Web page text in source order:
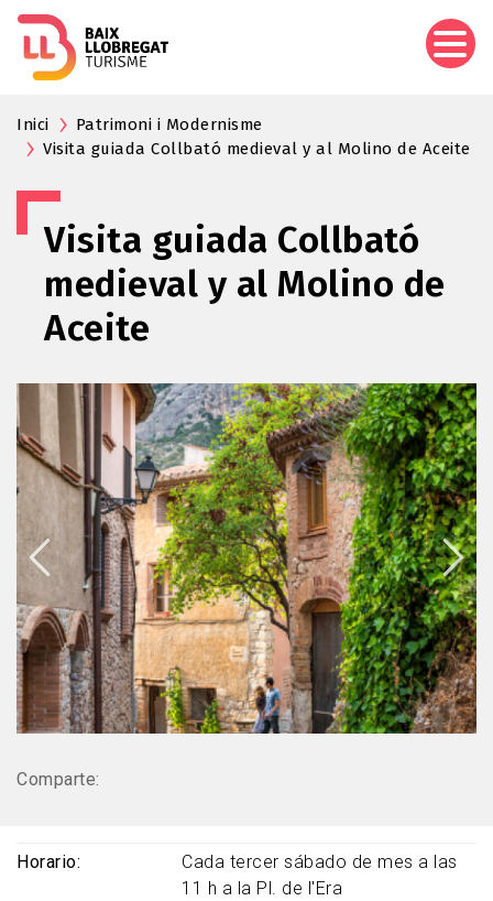
Inici
Patrimoni i Modernisme
Visita guiada Collbató medieval y al Molino de Aceite
Visita guiada Collbató
medieval y al Molino de
Aceite
Comparte:
Horario
Cada tercer sábado de mes a las
11 h a la Pl. de l'Era